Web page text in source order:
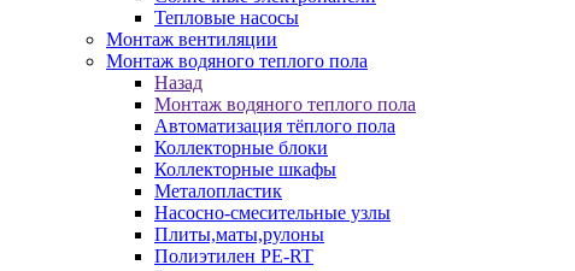
Тепловые насосы
Монтаж вентиляции
Монтаж водяного теплого пола
Назад
Монтаж водяного теплого пола
Автоматизация тёплого пола
Коллекторные блоки
Коллекторные шкафы
Металопластик
Насосно-смесительные узлы
Плиты,маты,рулоны
Полиэтилен PE-RT